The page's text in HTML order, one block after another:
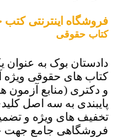
فروشگاه اینترنتی
کتاب حقوقی
دادستان بوک به عنوان
کتاب های حقوقی
و دکتری (منابع آزمون
پایبندی به سه اصل
تخفیف های ویژه و
فروشگاهی جامع جهت